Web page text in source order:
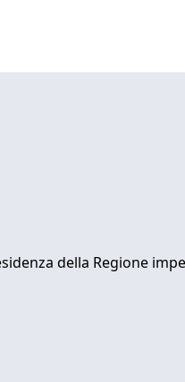
della Regione